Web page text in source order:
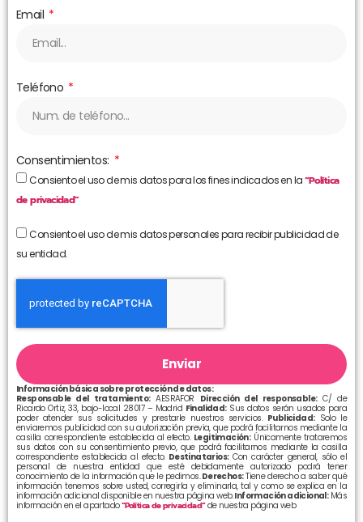
Email
Teléfono
Consentimientos:
Consiento el uso de mis datos para los fines indicados en la“Política
de privacidad”
Consiento el uso de mis datos personales para recibir publicidad de
su entidad.
Enviar
Información básica sobre protección de datos:
Responsable del tratamiento:AESRAFOR Dirección del responsable:C/ de
Ricardo Ortiz, 33, bajo-local 28017 – Madrid Finalidad:Sus datos serán usados para
poder atender sus solicitudes y prestarle nuestros servicios. Publicidad:Solo le
enviaremos publicidad con su autorización previa, que podrá facilitarnos mediante la
casilla correspondiente establecida al efecto. Legitimación:Únicamente trataremos
sus datos con su consentimiento previo, que podrá facilitarnos mediante la casilla
correspondiente establecida al efecto.Destinatarios:Con carácter general, sólo el
personal de nuestra entidad que esté debidamente autorizado podrá tener
conocimiento de la información que le pedimos.Derechos:Tiene derecho a saber qué
información tenemos sobre usted, corregirla y eliminarla, tal y como se explica en la
información adicional disponible en nuestra página web.Información adicional:Más
información en el apartado“Política de privacidad”de nuestra página web